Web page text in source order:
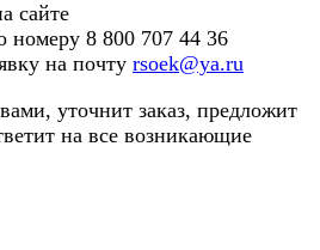
сайте
номеру 8 800 707 44 36
на почту rsoek@ya.ru
уточнит заказ, предложит
на все возникающие